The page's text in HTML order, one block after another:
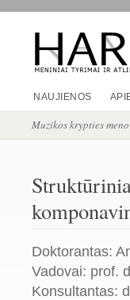
NAUJIENOS
Muzikos krypties
Doktorantas:
Vadovai: prof.
Konsultantas: